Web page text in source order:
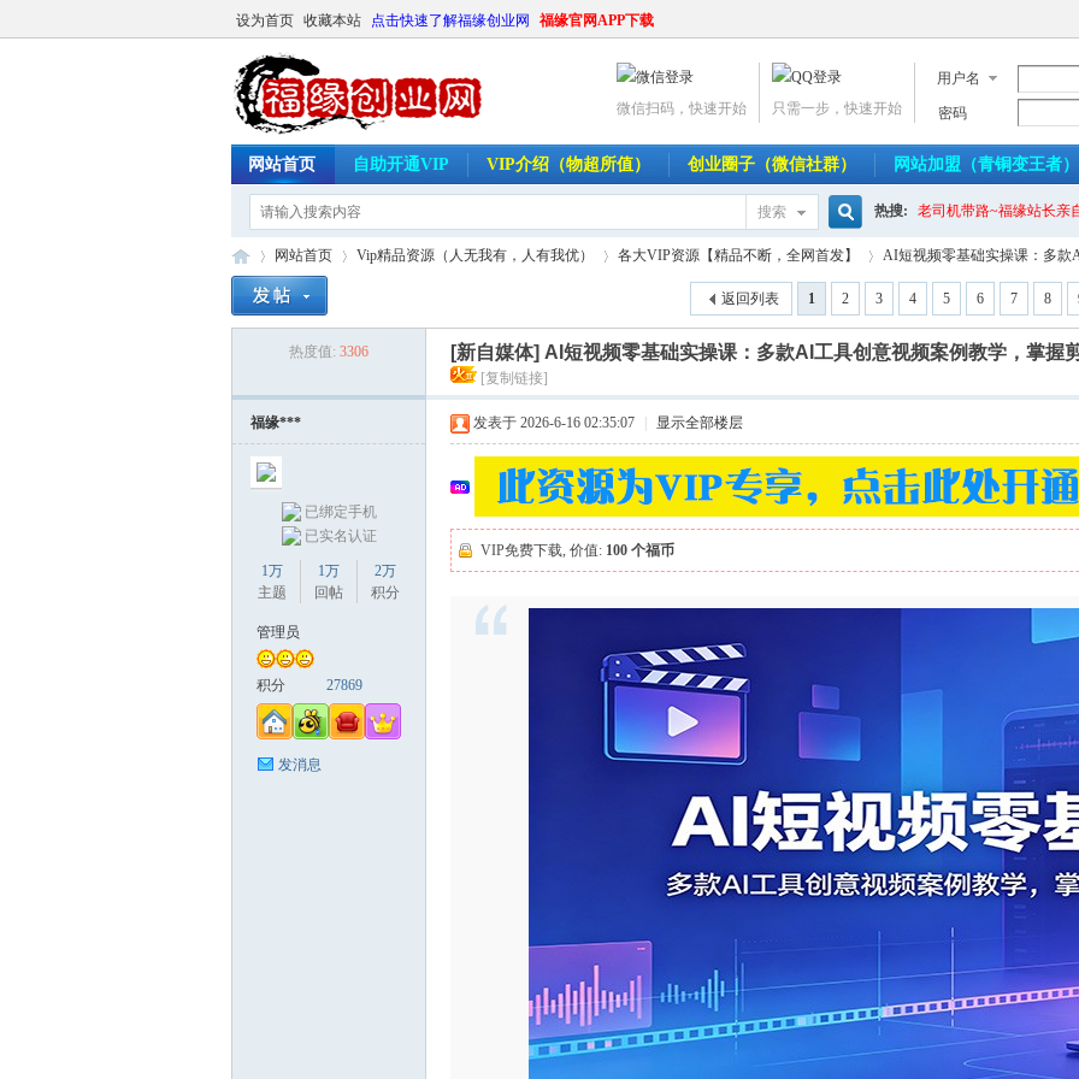
设为首页 收藏本站 点击快速了解福缘创业网 福缘官网APP下载
用户名
密码
只需一步，快速开始
微信扫码，快速开始
网站首页 自助开通VIP VIP介绍（物超所值） 创业圈子（微信社群） 网站加盟（青铜变王者）
搜索
搜
索
热搜: 老司机带路~福缘站长亲
网站首页
›
Vip精品资源（人无我有，人有我优）
›
各大VIP资源【精品不断，全网首发】
›
AI短视频零基础实操课：多款
1 2 3 4 5 6 7 8
返回列表
热度值: 3306 [新自媒体] AI短视频零基础实操课：多款AI工具创意视频案例教学，掌握
[复制链接]
福缘***
已绑定手机
已实名认证
1万
主题
1万
回帖
2万
积分
管理员
积分 27869
发消息
发表于 2026-6-16 02:35:07 显示全部楼层
VIP免费下载, 价值: 100 个福币